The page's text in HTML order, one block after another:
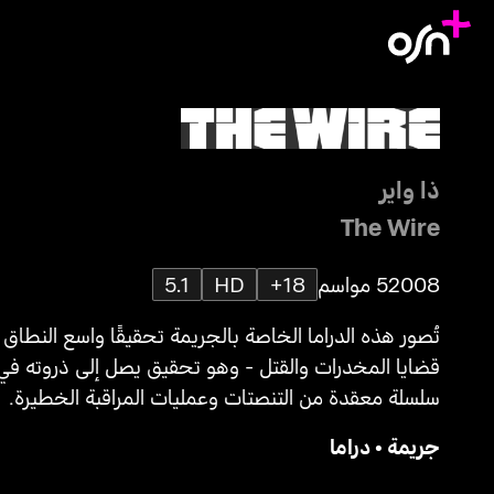
ذا واير
The Wire
20085 مواسم 18+
HD
5.1
تُصور هذه الدراما الخاصة بالجريمة تحقيقًا واسع
قضايا المخدرات والقتل - وهو تحقيق يصل إلى ذروته
سلسلة معقدة من التنصتات وعمليات المراقبة الخطيرة.
جريمة •دراما